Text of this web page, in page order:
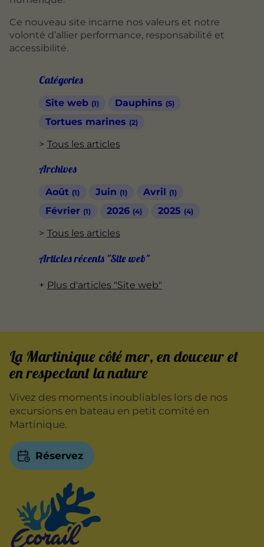
Catégories
Site web (1) Dauphins (5)
Tortues marines (2)
Tous les articles
Archives
Août (1) Juin (1) Avril (1)
Février (1) 2026 (4) 2025 (4)
Tous les articles
Articles récents "Site web"
Plus d'articles "Site web"
Ce nouveau site incarne nos valeurs et notre
volonté d’allier performance, responsabilité et
accessibilité.
La Martinique côté mer, en douceur et
en respectant la nature
Vivez des moments inoubliables lors de nos
excursions en bateau en petit comité en
Martinique.
Réservez